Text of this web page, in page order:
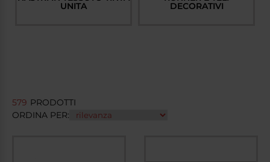
UNITA DECORATIVI
579 PRODOTTI
ORDINA PER: